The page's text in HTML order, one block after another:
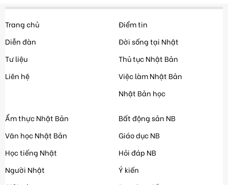
Trang chủ
Diễn đàn
Tư liệu
Liên hệ
Điểm tin
Đời sống tại Nhật
Thủ tục Nhật Bản
Việc làm Nhật Bản
Nhật Bản học
Ẩm thực Nhật Bản
Văn học Nhật Bản
Học tiếng Nhật
Người Nhật
Bất động sản NB
Giáo dục NB
Hỏi đáp NB
Ý kiến